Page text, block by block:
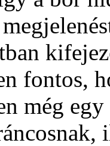
fontos,
még